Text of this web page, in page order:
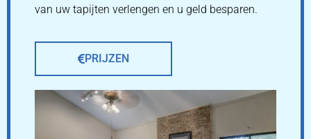
van uw tapijten verlengen en u geld besparen.
PRIJZEN